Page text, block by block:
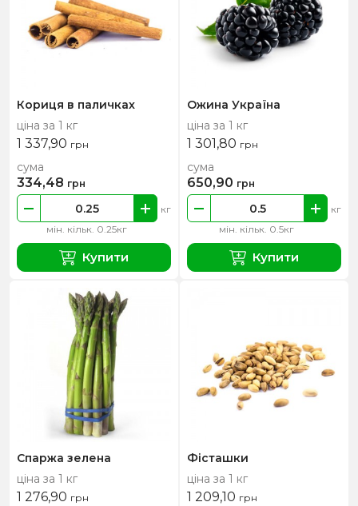
Кориця в паличках
ціна за 1 кг
1 337,90 грн
мін. кільк. 0.25кг
кг
сума
334,48 грн
Купити
Ожина Україна
ціна за 1 кг
1 301,80 грн
мін. кільк. 0.5кг
кг
сума
650,90 грн
Купити
Спаржа зелена
ціна за 1 кг
1 276,90 грн
Фісташки
ціна за 1 кг
1 209,10 грн